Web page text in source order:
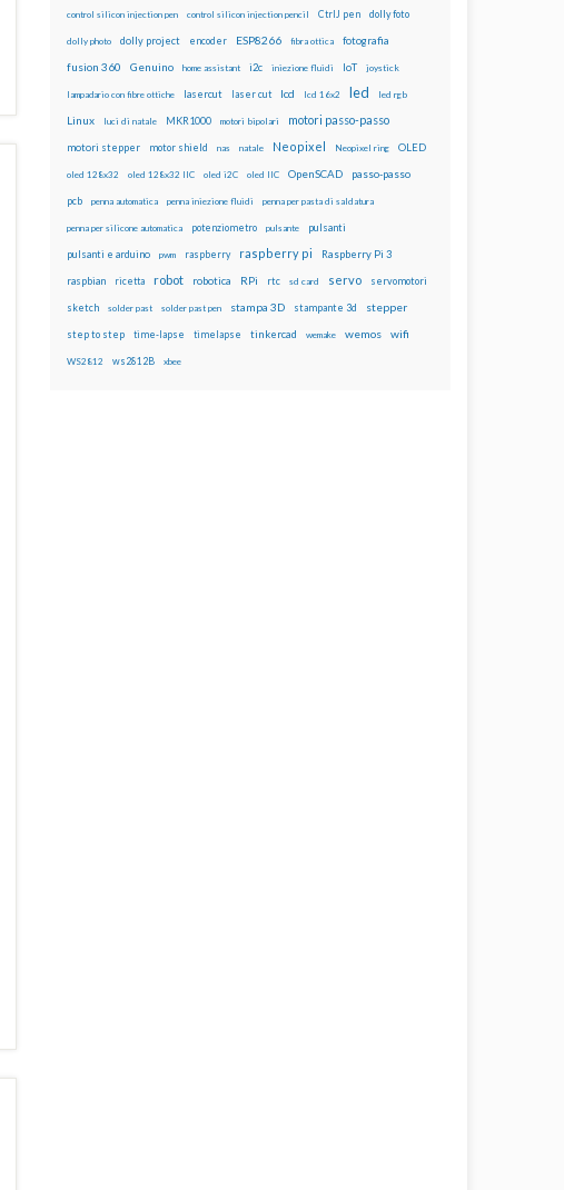
control silicon injection pen control silicon injection pencil CtrlJ pen dolly foto
dolly photo dolly project encoder ESP8266 fibra ottica fotografia
fusion 360 Genuino home assistant i2c iniezione fluidi IoT joystick
lampadario con fibre ottiche lasercut laser cut lcd lcd 16x2 led led rgb
Linux luci di natale MKR1000 motori bipolari motori passo-passo
motori stepper motor shield nas natale Neopixel Neopixel ring OLED
oled 128x32 oled 128x32 IIC oled i2C oled IIC OpenSCAD passo-passo
pcb penna automatica penna iniezione fluidi penna per pasta di saldatura
penna per silicone automatica potenziometro pulsante pulsanti
pulsanti e arduino pwm raspberry raspberry pi Raspberry Pi 3
raspbian ricetta robot robotica RPi rtc sd card servo servomotori
sketch solder past solder past pen stampa 3D stampante 3d stepper
step to step time-lapse timelapse tinkercad wemake wemos wifi
WS2812 ws2812B xbee